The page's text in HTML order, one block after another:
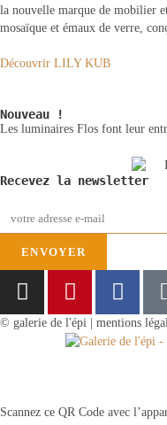
la nouvelle marque de mobilier
mosaïque et émaux de verre,
Découvrir LILY KUB
Nouveau !
Les luminaires Flos font leur
Recevez la newsletter
ENVOYER
© galerie de l'épi | mentions
Scannez ce QR Code avec